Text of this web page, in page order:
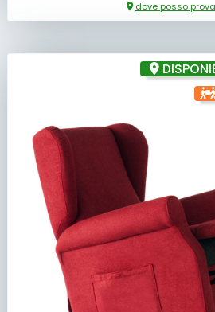
dove posso